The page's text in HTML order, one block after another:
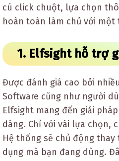
cú click chuột, lựa chọn
hoàn toàn làm chủ với
1. Elfsight hỗ trợ
Được đánh giá cao bởi
Software cũng như người
Elfsight mang đến giải
dàng. Chỉ với vài lựa chọn,
Hệ thống sẽ chủ động
dụng mà bạn đang dùng.